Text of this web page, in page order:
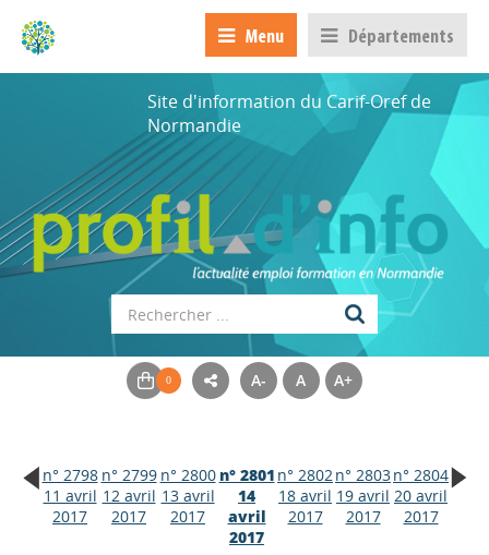
Menu Départements
Site d'information du Carif-Oref de
Normandie
A- A A+
n° 2798
11 avril
2017
n° 2799
12 avril
2017
n° 2800
13 avril
2017
n° 2801
14
avril
2017
n° 2802
18 avril
2017
n° 2803
19 avril
2017
n° 2804
20 avril
2017